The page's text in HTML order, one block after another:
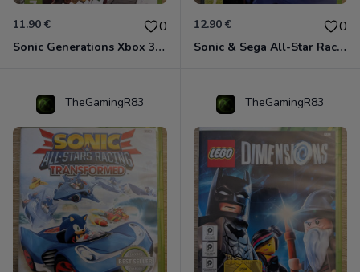
11.90 € 0
Sonic Generations Xbox 360
12.90 € 0
Sonic & Sega All-Star Racing avec Banjo-Kazooie Xbox 360
TheGamingR83 TheGamingR83